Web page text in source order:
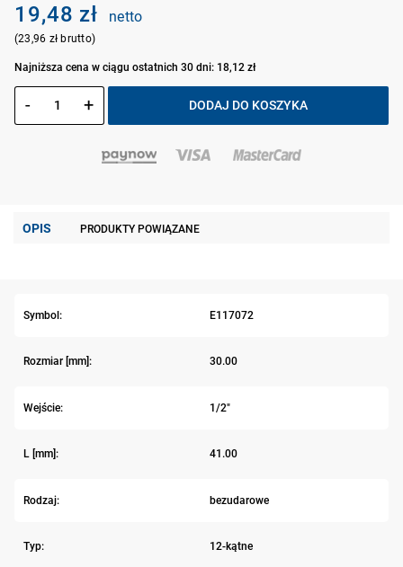
19,48 zł netto
(23,96 zł brutto)
Najniższa cena w ciągu ostatnich 30 dni: 18,12 zł
- + DODAJ DO KOSZYKA
OPIS PRODUKTY POWIĄZANE
Symbol: E117072
Rozmiar [mm]: 30.00
Wejście: 1/2"
L [mm]: 41.00
Rodzaj: bezudarowe
Typ: 12-kątne